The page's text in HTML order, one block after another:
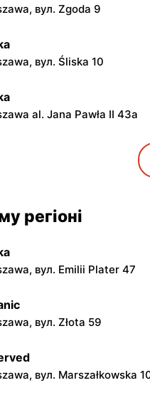
вул. Zgoda 9
вул. Śliska 10
al. Jana Pawła II 43a
регіоні
вул. Emilii Plater 47
вул. Złota 59
вул. Marszałkowska